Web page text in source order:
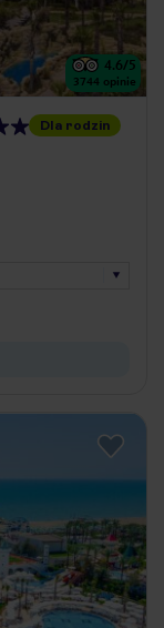
4.6/5
3744 opinie
Dla rodzin